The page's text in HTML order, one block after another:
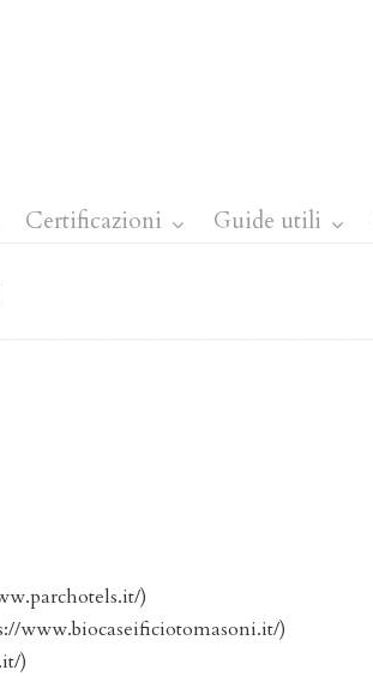
Certificazioni Guide utili
)
www.biocaseificiotomasoni.it/)
)